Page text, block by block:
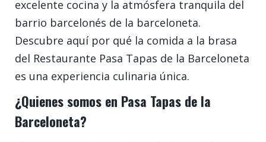
excelente cocina y la atmósfera tranquila del
barrio barcelonés de la barceloneta.
Descubre aquí por qué la comida a la brasa
del Restaurante Pasa Tapas de la Barceloneta
es una experiencia culinaria única.
¿Quienes somos en Pasa Tapas de la
Barceloneta?